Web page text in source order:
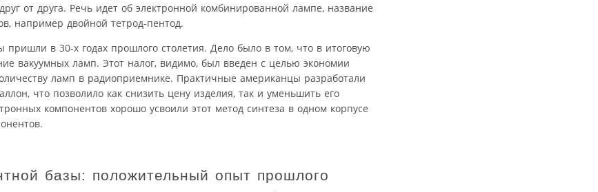
от друга. Речь идет об электронной комбинированной лампе, название
например двойной тетрод-пентод.
в 30-х годах прошлого столетия. Дело было в том, что в итоговую
вакуумных ламп. Этот налог, видимо, был введен с целью экономии
ламп в радиоприемнике. Практичные американцы разработали
что позволило как снизить цену изделия, так и уменьшить его
компонентов хорошо усвоили этот метод синтеза в одном корпусе
базы: положительный опыт прошлого